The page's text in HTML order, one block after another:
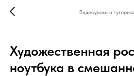
Видеоуроки и
Художественная
ноутбука в